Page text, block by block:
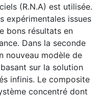
(R.N.A) est utilisée.
expérimentales issues
bons résultats en
Dans la seconde
nouveau modèle de
sur la solution
infinis. Le composite
concentré dont